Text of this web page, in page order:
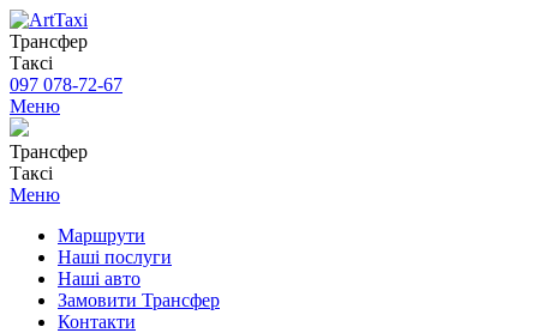
Трансфер
Таксі
097 078-72-67
Меню
Трансфер
Таксі
Меню
Маршрути
Наші послуги
Наші авто
Замовити Трансфер
Контакти